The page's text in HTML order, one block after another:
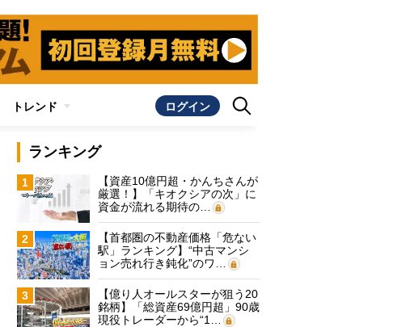
トレンド ログイン
ランキング
1
【資産10億円超・かんちさんが
厳選！】「キオクシアの次」に
資金が流れる期待の…
2
【首都圏の不動産価格「危ない
駅」ランキング】“中古マンシ
ョン売れ行き鈍化”のワ…
3
【億り人オールスターが狙う20
銘柄】「総資産69億円超」90歳
現役トレーダーから“1…